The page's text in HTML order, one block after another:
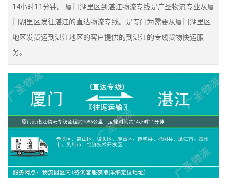
14小时11分钟。 厦门湖里区到湛江物流专线是广圣物流专业从厦
门湖里区发往湛江的直达物流专线。是专门为需要从厦门湖里区
地区发货运到湛江地区的客户提供的到湛江的专线货物快运服
务。